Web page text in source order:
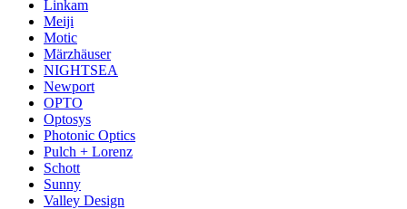
Linkam
Meiji
Motic
Märzhäuser
NIGHTSEA
Newport
OPTO
Optosys
Photonic Optics
Pulch + Lorenz
Schott
Sunny
Valley Design